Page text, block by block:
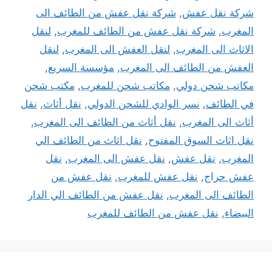
شركة نقل عفش, شركة نقل عفش من الطائف الى
المغرب, شركة نقل عفش من الطائف للمغرب, لنقل
الاثاث الى المغرب, لنقل العفش الى المغرب, لنقل
العفش من الطائف الى المغرب, مؤسسة السريع,
مكاتب شحن دولي, مكاتب شحن للمغرب, مكتب شحن
في الطائف, نسر الوادي للشحن الدولي, نقل أثاث, نقل
أثاث الى المغرب, نقل أثاث من الطائف الى المغرب,
نقل اثاث السوق المفتوح, نقل اثاث من الطائف الي
المغرب, نقل عفش, نقل عفش الى المغرب, نقل
عفش حراج, نقل عفش للمغرب, نقل عفش من
الطائف الى المغرب, نقل عفش من الطائف الي الدار
البيضاء, نقل عفش من الطائف للمغرب